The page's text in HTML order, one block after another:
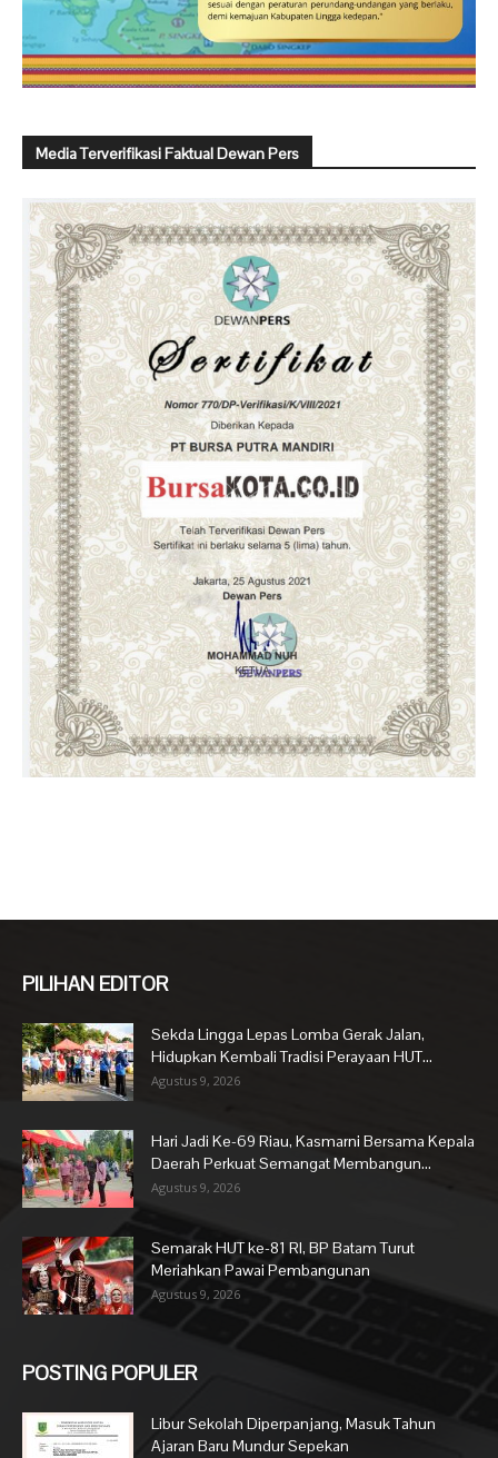
Media Terverifikasi Faktual Dewan Pers
PILIHAN EDITOR
Sekda Lingga Lepas Lomba Gerak Jalan,
Hidupkan Kembali Tradisi Perayaan HUT...
Agustus 9, 2026
Hari Jadi Ke-69 Riau, Kasmarni Bersama Kepala
Daerah Perkuat Semangat Membangun...
Agustus 9, 2026
Semarak HUT ke-81 RI, BP Batam Turut
Meriahkan Pawai Pembangunan
Agustus 9, 2026
POSTING POPULER
Libur Sekolah Diperpanjang, Masuk Tahun
Ajaran Baru Mundur Sepekan